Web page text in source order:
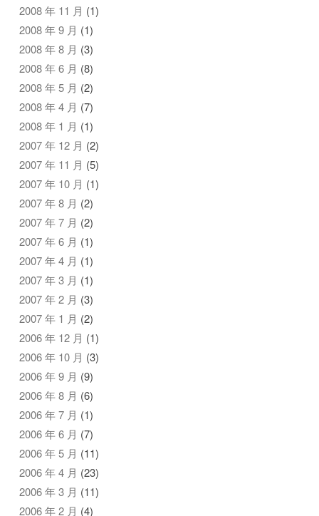
2008 年 11 月 (1)
2008 年 9 月 (1)
2008 年 8 月 (3)
2008 年 6 月 (8)
2008 年 5 月 (2)
2008 年 4 月 (7)
2008 年 1 月 (1)
2007 年 12 月 (2)
2007 年 11 月 (5)
2007 年 10 月 (1)
2007 年 8 月 (2)
2007 年 7 月 (2)
2007 年 6 月 (1)
2007 年 4 月 (1)
2007 年 3 月 (1)
2007 年 2 月 (3)
2007 年 1 月 (2)
2006 年 12 月 (1)
2006 年 10 月 (3)
2006 年 9 月 (9)
2006 年 8 月 (6)
2006 年 7 月 (1)
2006 年 6 月 (7)
2006 年 5 月 (11)
2006 年 4 月 (23)
2006 年 3 月 (11)
2006 年 2 月 (4)